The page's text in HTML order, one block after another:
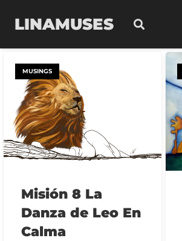
LINAMUSES
MUSINGS
Misión 8 La
Danza de Leo En
Calma